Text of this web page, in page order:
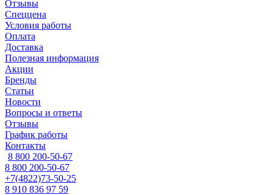
Отзывы
Спеццена
Условия работы
Оплата
Доставка
Полезная информация
Акции
Бренды
Статьи
Новости
Вопросы и ответы
Отзывы
График работы
Контакты
8 800 200-50-67
8 800 200-50-67
+7(4822)73-50-25
8 910 836 97 59